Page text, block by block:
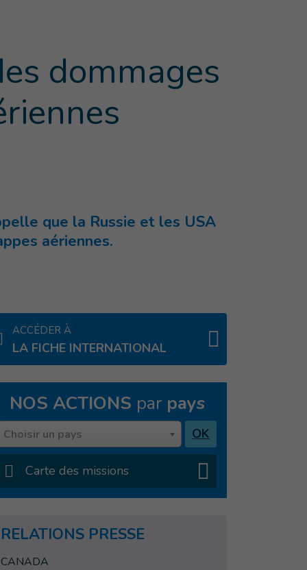
dommages
que la Russie et les USA
aériennes.
ACCÉDER À
LA FICHE INTERNATIONAL
NOS ACTIONS par pays
Choisir un pays OK
Carte des missions
RELATIONS PRESSE
CANADA